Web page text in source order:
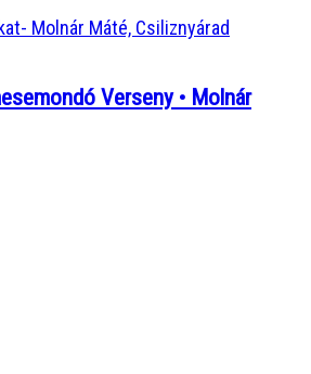
Verseny • Molnár